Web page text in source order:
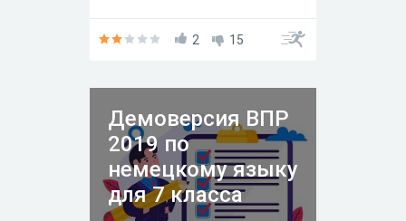
2 15
Демоверсия ВПР
2019 по
немецкому языку
для 7 класса